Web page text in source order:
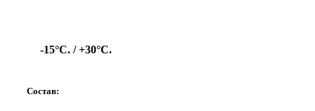
-15°C. /+30°C.
Состав: